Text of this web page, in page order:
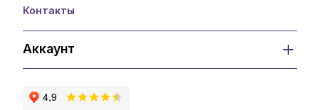
Контакты
Аккаунт